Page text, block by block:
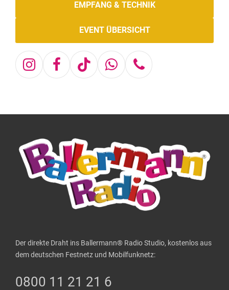
EMPFANG & TECHNIK
EVENT ÜBERSICHT
Instagram
Facebook
TiktokWhatsapp
Telefon
Der direkte Draht ins Ballermann® Radio Studio, kostenlos aus
dem deutschen Festnetz und Mobilfunknetz:
0800 11 21 21 6